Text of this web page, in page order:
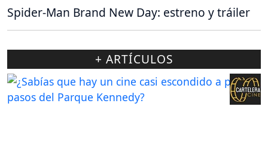
Spider-Man Brand New Day: estreno y tráiler
+ ARTÍCULOS